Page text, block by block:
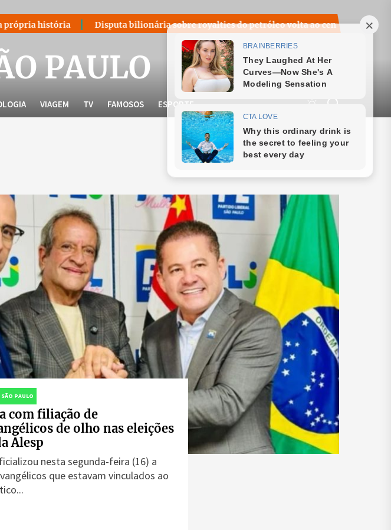
Disputa bilionária sobre royalties do petróleo volta ao centro do debate nacional
PAULO
VIAGEM TV FAMOSOS ESPORTE
SÃO PAULO
com filiação de
de olho nas eleições
Alesp
nesta segunda-feira (16) a
que estavam vinculados ao